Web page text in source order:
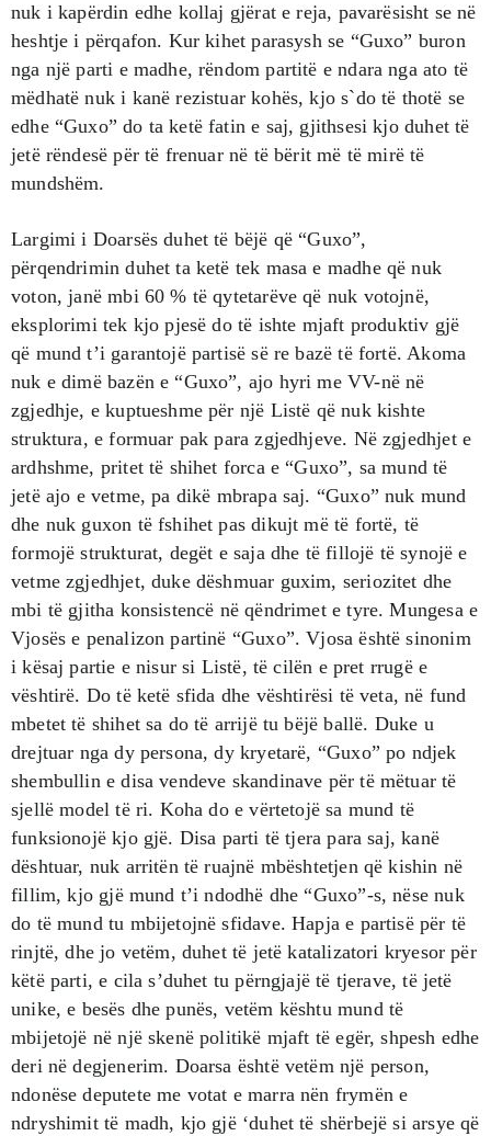
nuk i kapërdin edhe kollaj gjërat e reja, pavarësisht se në
heshtje i përqafon. Kur kihet parasysh se “Guxo” buron
nga një parti e madhe, rëndom partitë e ndara nga ato të
mëdhatë nuk i kanë rezistuar kohës, kjo s`do të thotë se
edhe “Guxo” do ta ketë fatin e saj, gjithsesi kjo duhet të
jetë rëndesë për të frenuar në të bërit më të mirë të
mundshëm.
Largimi i Doarsës duhet të bëjë që “Guxo”,
përqendrimin duhet ta ketë tek masa e madhe që nuk
voton, janë mbi 60 % të qytetarëve që nuk votojnë,
eksplorimi tek kjo pjesë do të ishte mjaft produktiv gjë
që mund t’i garantojë partisë së re bazë të fortë. Akoma
nuk e dimë bazën e “Guxo”, ajo hyri me VV-në në
zgjedhje, e kuptueshme për një Listë që nuk kishte
struktura, e formuar pak para zgjedhjeve. Në zgjedhjet e
ardhshme, pritet të shihet forca e “Guxo”, sa mund të
jetë ajo e vetme, pa dikë mbrapa saj. “Guxo” nuk mund
dhe nuk guxon të fshihet pas dikujt më të fortë, të
formojë strukturat, degët e saja dhe të fillojë të synojë e
vetme zgjedhjet, duke dëshmuar guxim, seriozitet dhe
mbi të gjitha konsistencë në qëndrimet e tyre. Mungesa e
Vjosës e penalizon partinë “Guxo”. Vjosa është sinonim
i kësaj partie e nisur si Listë, të cilën e pret rrugë e
vështirë. Do të ketë sfida dhe vështirësi të veta, në fund
mbetet të shihet sa do të arrijë tu bëjë ballë. Duke u
drejtuar nga dy persona, dy kryetarë, “Guxo” po ndjek
shembullin e disa vendeve skandinave për të mëtuar të
sjellë model të ri. Koha do e vërtetojë sa mund të
funksionojë kjo gjë. Disa parti të tjera para saj, kanë
dështuar, nuk arritën të ruajnë mbështetjen që kishin në
fillim, kjo gjë mund t’i ndodhë dhe “Guxo”-s, nëse nuk
do të mund tu mbijetojnë sfidave. Hapja e partisë për të
rinjtë, dhe jo vetëm, duhet të jetë katalizatori kryesor për
këtë parti, e cila s’duhet tu përngjajë të tjerave, të jetë
unike, e besës dhe punës, vetëm kështu mund të
mbijetojë në një skenë politikë mjaft të egër, shpesh edhe
deri në degjenerim. Doarsa është vetëm një person,
ndonëse deputete me votat e marra nën frymën e
ndryshimit të madh, kjo gjë ‘duhet të shërbejë si arsye që